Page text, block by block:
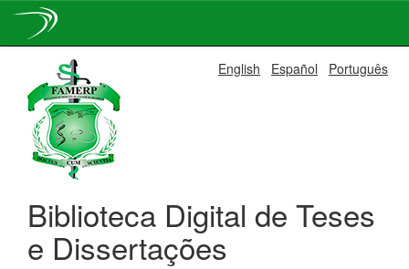
navigation
English Español Português
Biblioteca Digital de Teses
e Dissertações